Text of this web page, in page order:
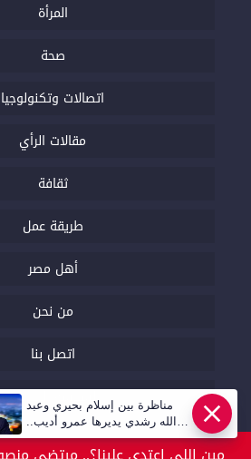
المرأة
صحة
اتصالات وتكنولوجيا
مقالات الرأي
ثقافة
طريقة عمل
أهل مصر
من نحن
اتصل بنا
السياسة التحريرية
عاجل
مناظرة بين إسلام بحيري وعبد
الله رشدي يديرها عمرو أديب..
قريبا | أهل مصر